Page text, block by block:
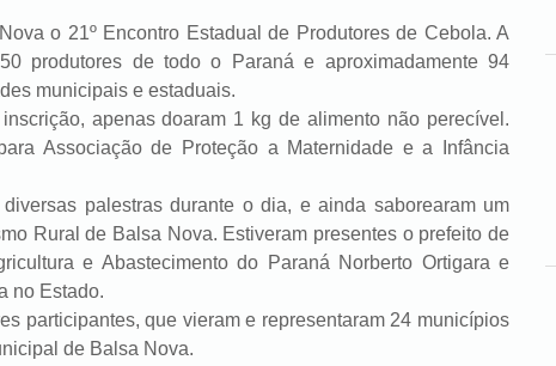
21º Encontro Estadual de Produtores de Cebola. A
produtores de todo o Paraná e aproximadamente 94
municipais e estaduais.
apenas doaram 1 kg de alimento não perecível.
Associação de Proteção a Maternidade e a Infância
palestras durante o dia, e ainda saborearam um
Rural de Balsa Nova. Estiveram presentes o prefeito de
e Abastecimento do Paraná Norberto Ortigara e
no Estado.
que vieram e representaram 24 municípios
de Balsa Nova.